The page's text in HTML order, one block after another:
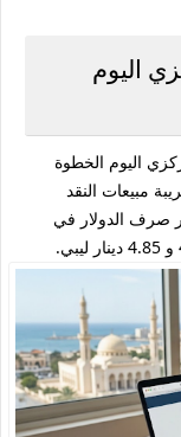
اليوم
اليوم الخطوة
مبيعات النقد
صرف الدولار في